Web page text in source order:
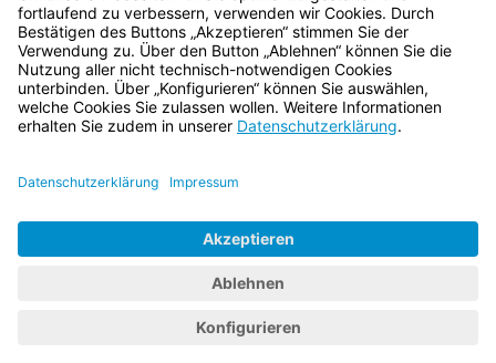
Dr. Günther Beckstein, Staatsminister
Bayern.de
BayernPortal
Impressum